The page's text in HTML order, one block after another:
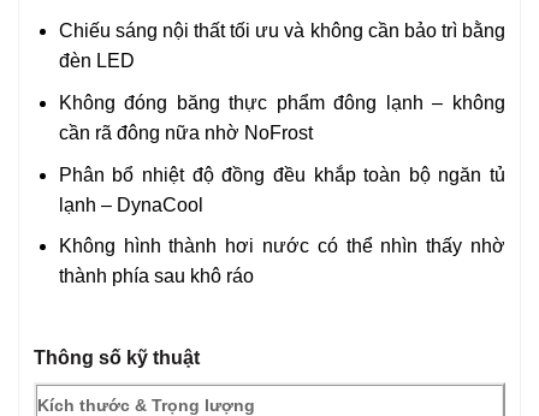
Chiếu sáng nội thất tối ưu và không cần bảo trì bằng
đèn LED
Không đóng băng thực phẩm đông lạnh – không
cần rã đông nữa nhờ NoFrost
Phân bổ nhiệt độ đồng đều khắp toàn bộ ngăn tủ
lạnh – DynaCool
Không hình thành hơi nước có thể nhìn thấy nhờ
thành phía sau khô ráo
Thông số kỹ thuật
Kích thước & Trọng lượng